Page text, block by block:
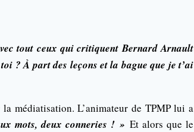
tout ceux qui critiquent Bernard Arnault
? À part des leçons et la bague que je t’ai
médiatisation. L’animateur de TPMP lui a
mots, deux conneries ! » Et alors que le